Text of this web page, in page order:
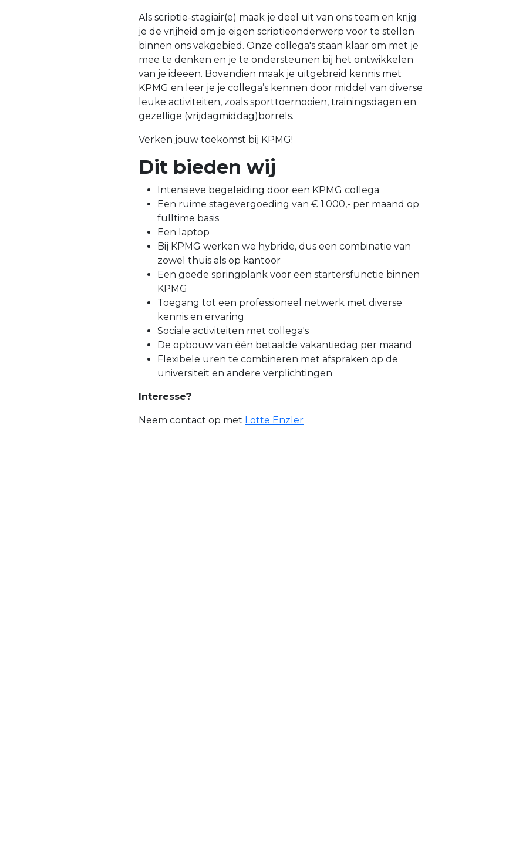
Als scriptie-stagiair(e) maak je deel uit van ons team en krijg
je de vrijheid om je eigen scriptieonderwerp voor te stellen
binnen ons vakgebied. Onze collega's staan klaar om met je
mee te denken en je te ondersteunen bij het ontwikkelen
van je ideeën. Bovendien maak je uitgebreid kennis met
KPMG en leer je je collega’s kennen door middel van diverse
leuke activiteiten, zoals sporttoernooien, trainingsdagen en
gezellige (vrijdagmiddag)borrels.
Verken jouw toekomst bij KPMG!
Dit bieden wij
Intensieve begeleiding door een KPMG collega
Een ruime stagevergoeding van € 1.000,- per maand op
fulltime basis
Een laptop
Bij KPMG werken we hybride, dus een combinatie van
zowel thuis als op kantoor
Een goede springplank voor een startersfunctie binnen
KPMG
Toegang tot een professioneel netwerk met diverse
kennis en ervaring
Sociale activiteiten met collega's
De opbouw van één betaalde vakantiedag per maand
Flexibele uren te combineren met afspraken op de
universiteit en andere verplichtingen
Interesse?
Neem contact op met Lotte Enzler